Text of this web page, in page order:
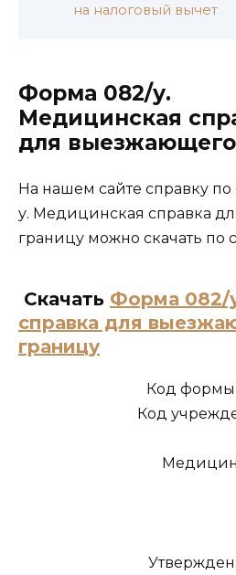
на налоговый вычет
Форма 082/у.
Медицинская
для выезжающего
На нашем сайте справку
у. Медицинская справка
границу можно скачать по
Скачать Форма 082/
справка для
границу
Код формы
Код
Утверждена